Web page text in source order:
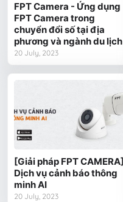
FPT Camera - Ứng dụng
FPT Camera trong
chuyển đổi số tại địa
phương và ngành du lịch
20 July, 2023
[Giải pháp FPT CAMERA]
Dịch vụ cảnh báo thông
minh AI
20 July, 2023